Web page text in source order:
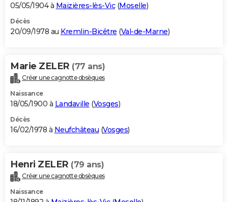
05/05/1904 à Maizières-lès-Vic(Moselle)
Décès
20/09/1978 au Kremlin-Bicêtre (Val-de-Marne)
Marie ZELER (77 ans)
Créer une cagnotte obsèques
Naissance
18/05/1900 à Landaville (Vosges)
Décès
16/02/1978 à Neufchâteau (Vosges)
Henri ZELER (79 ans)
Créer une cagnotte obsèques
Naissance